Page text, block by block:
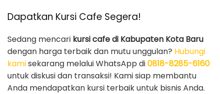
Dapatkan Kursi Cafe Segera!
Sedang mencari kursi cafe di Kabupaten Kota Baru
dengan harga terbaik dan mutu unggulan? Hubungi
kamisekarang melalui WhatsApp di0818-8285-6160
untuk diskusi dan transaksi! Kami siap membantu
Anda mendapatkan kursi terbaik untuk bisnis Anda.